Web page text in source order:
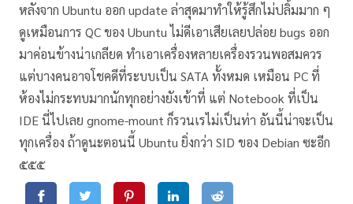
หลังจาก Ubuntu ออก update ล่าสุดมาทำให้รู้สึกไม่ปลิ้มมาก ๆ
ดูเหมือนการ QC ของ Ubuntu ไม่ดีเอาเสียเลยปล่อย bugs ออก
มาค่อนข้างน่าเกลียด ทำเอาเครื่องหลายเครื่องรวนพอสมควร
แต่บางคนอาจโชคดีที่ระบบเป็น SATA ทั้งหมด เหมือน PC ที่
ห้องไม่กระทบมากนักทุกอย่างยังเข้าที่ แต่ Notebook ที่เป็น
IDE นี่ไปเลย gnome-mount ก็รวนเรไม่เป็นท่า อันนี้น่าจะเป็น
ทุกเครื่อง ถ้าดูนะตอนนี้ Ubuntu ยิ่งกว่า SID ของ Debian ซะอีก
๕๕๕